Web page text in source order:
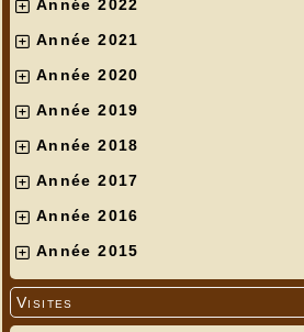
Année 2022
Année 2021
Année 2020
Année 2019
Année 2018
Année 2017
Année 2016
Année 2015
Visites